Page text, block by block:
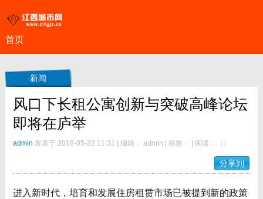
首页
新闻
风口下长租公寓创新与突破高峰论坛
即将在庐举
admin 发表于 2018-05-22 11:31 编辑： admin 标签： 阅读： （ ）
分享到
进入新时代，培育和发展住房租赁市场已被提到新的政策